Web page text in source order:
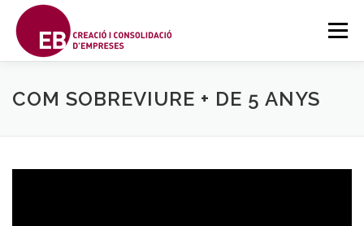
contenido
Menú
SOBRE EBCCE FORMACIONS CONTACTE
COM SOBREVIURE + DE 5 ANYS